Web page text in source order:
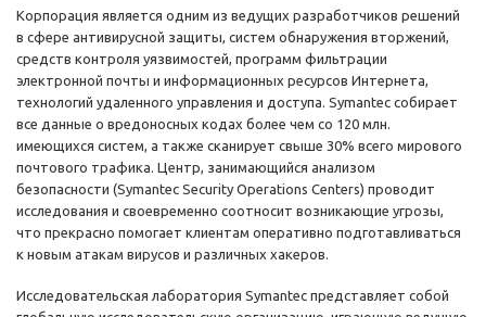
Корпорация является одним из ведущих разработчиков решений
в сфере антивирусной защиты, систем обнаружения вторжений,
средств контроля уязвимостей, программ фильтрации
электронной почты и информационных ресурсов Интернета,
технологий удаленного управления и доступа. Symantec собирает
все данные о вредоносных кодах более чем со 120 млн.
имеющихся систем, а также сканирует свыше 30% всего мирового
почтового трафика. Центр, занимающийся анализом
безопасности (Symantec Security Operations Centers) проводит
исследования и своевременно соотносит возникающие угрозы,
что прекрасно помогает клиентам оперативно подготавливаться
к новым атакам вирусов и различных хакеров.
Исследовательская лаборатория Symantec представляет собой